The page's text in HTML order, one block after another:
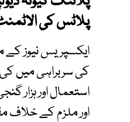
پلاٹس کی
ایکسپریس نیوز کے
کی سربراہی میں کی
استعمال اور ہزار
اور ملزم کے خلاف